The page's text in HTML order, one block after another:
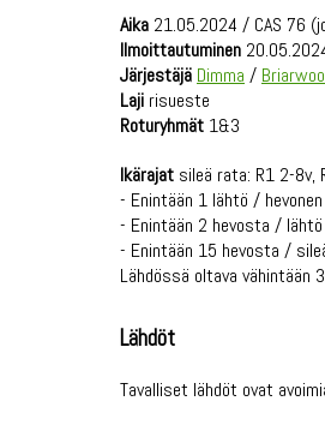
Aika 21.05.2024 / CAS 76
Ilmoittautuminen
Järjestäjä Dimma /
Laji risueste
Roturyhmät 1&3
Ikärajat sileä rata: R1 2-8v,
- Enintään 1 lähtö /
- Enintään 2 hevosta /
- Enintään 15 hevosta /
Lähdössä oltava vähintään
Lähdöt
Tavalliset lähdöt ovat